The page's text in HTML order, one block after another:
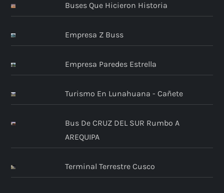
e
e
n
r
a
d
a
Buses Que Hicieron Historia
Empresa Z Buss
Empresa Paredes Estrella
Turismo En Lunahuana - Cañete
Bus De CRUZ DEL SUR Rumbo A
AREQUIPA
Terminal Terrestre Cusco